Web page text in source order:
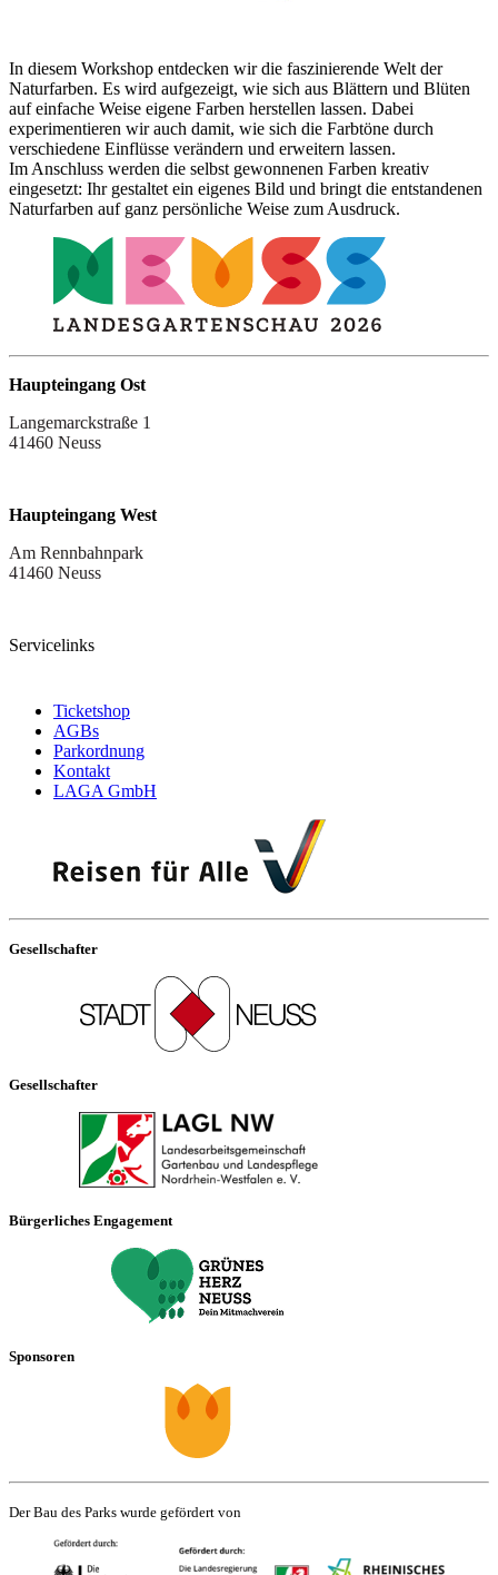
In diesem Workshop entdecken wir die faszinierende Welt der
Naturfarben. Es wird aufgezeigt, wie sich aus Blättern und Blüten
auf einfache Weise eigene Farben herstellen lassen. Dabei
experimentieren wir auch damit, wie sich die Farbtöne durch
verschiedene Einflüsse verändern und erweitern lassen.
Im Anschluss werden die selbst gewonnenen Farben kreativ
eingesetzt: Ihr gestaltet ein eigenes Bild und bringt die entstandenen
Naturfarben auf ganz persönliche Weise zum Ausdruck.
Haupteingang Ost
Langemarckstraße 1
41460 Neuss
Haupteingang West
Am Rennbahnpark
41460 Neuss
Servicelinks
Ticketshop
AGBs
Parkordnung
Kontakt
LAGA GmbH
Gesellschafter
Gesellschafter
Bürgerliches Engagement
Sponsoren
Der Bau des Parks wurde gefördert von